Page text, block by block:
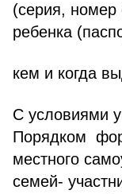
(серия, номер
ребенка
кем и когда
С условиями
Порядком
местного
семей-